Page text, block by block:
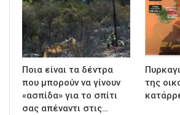
Ποια είναι τα δέντρα
που μπορούν να γίνουν
«ασπίδα» για το σπίτι
σας απέναντι στις…
της